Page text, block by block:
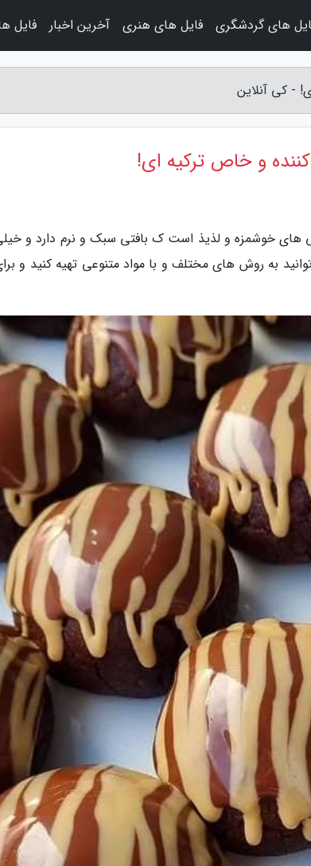
- کی آنلاین
و خاص ترکیه ای!
های خوشمزه و لذیذ است ک بافتی سبک و نرم دارد و
به روش های مختلف و با مواد متنوعی تهیه کنید و
های گردشگری فایل های هنری آخرین اخبار فایل